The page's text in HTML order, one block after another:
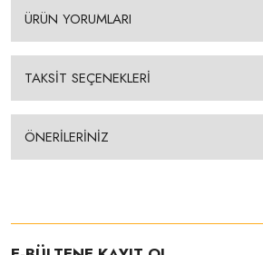
ÜRÜN YORUMLARI
TAKSİT SEÇENEKLERİ
ÖNERİLERİNİZ